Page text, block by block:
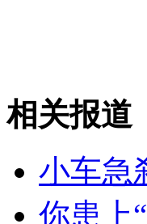
女孩北京地铁殴打
相关报道
小车急
你患上